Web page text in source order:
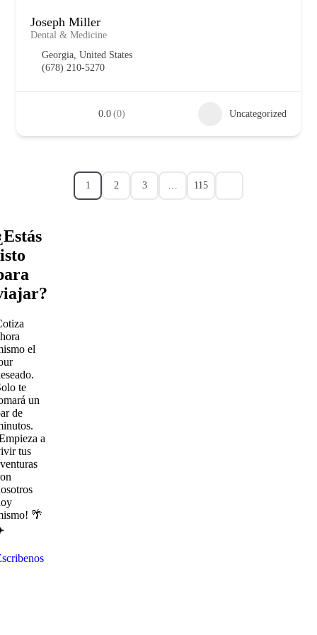
Joseph Miller
Dental & Medicine
Georgia, United States
(678) 210-5270
0.0 (0) Uncategorized
1 2 3 … 115
el
te
un
de
a
tus
🌴